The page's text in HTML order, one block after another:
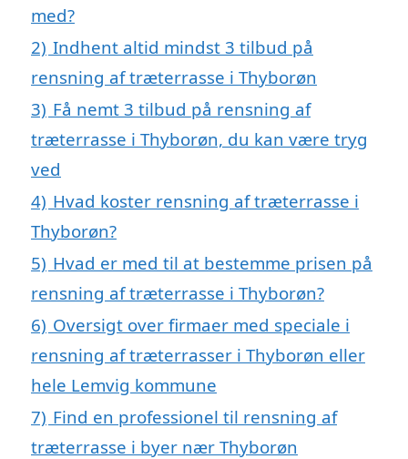
med?
2) Indhent altid mindst 3 tilbud på
rensning af træterrasse i Thyborøn
3) Få nemt 3 tilbud på rensning af
træterrasse i Thyborøn, du kan være tryg
ved
4) Hvad koster rensning af træterrasse i
Thyborøn?
5) Hvad er med til at bestemme prisen på
rensning af træterrasse i Thyborøn?
6) Oversigt over firmaer med speciale i
rensning af træterrasser i Thyborøn eller
hele Lemvig kommune
7) Find en professionel til rensning af
træterrasse i byer nær Thyborøn